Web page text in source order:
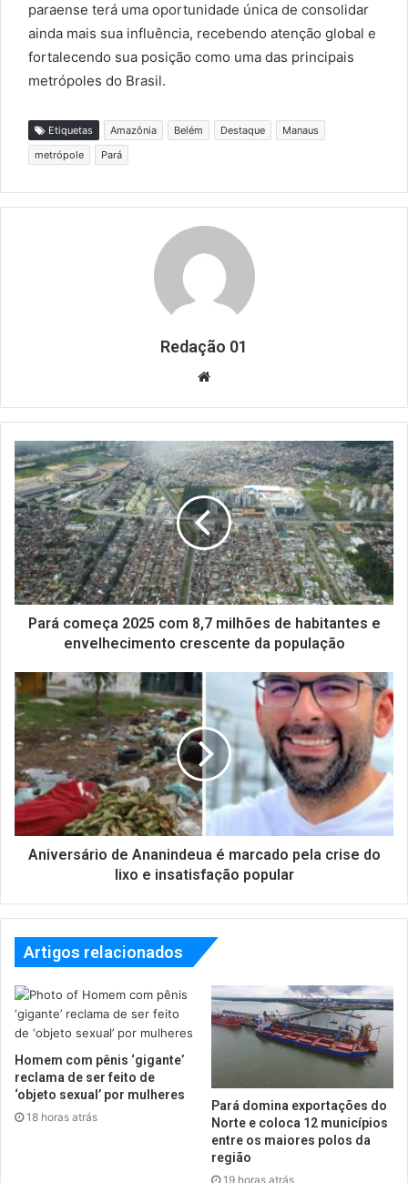
paraense terá uma oportunidade única de consolidar
ainda mais sua influência, recebendo atenção global e
fortalecendo sua posição como uma das principais
metrópoles do Brasil.
Etiquetas Amazônia Belém Destaque
Manaus
metrópole
Pará
Redação 01
Website
Pará começa 2025 com 8,7 milhões de habitantes e
envelhecimento crescente da população
Aniversário de Ananindeua é marcado pela crise do
lixo e insatisfação popular
Artigos relacionados
Homem com pênis ‘gigante’
reclama de ser feito de
‘objeto sexual’ por mulheres
18 horas atrás
Pará domina exportações do
Norte e coloca 12 municípios
entre os maiores polos da
região
19 horas atrás